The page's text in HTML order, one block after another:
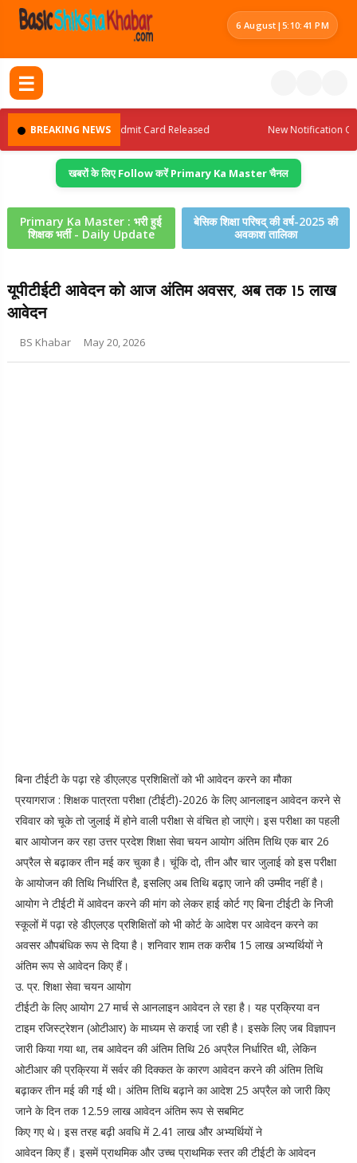
6 August |5:10:42 PM
☰
BREAKING NEWSAdmit Card Released New Notification Out
खबरों के लिए Follow करें Primary Ka Master चैनल
Primary Ka Master : भरी हुई
शिक्षक भर्ती - Daily Update
बेसिक शिक्षा परिषद् की वर्ष-2025 की
अवकाश तालिका
यूपीटीईटी आवेदन को आज अंतिम अवसर, अब तक 15 लाख
आवेदन
BS Khabar May 20, 2026
बिना टीईटी के पढ़ा रहे डीएलएड प्रशिक्षितों को भी आवेदन करने का मौका
प्रयागराज : शिक्षक पात्रता परीक्षा (टीईटी)-2026 के लिए आनलाइन आवेदन करने से
रविवार को चूके तो जुलाई में होने वाली परीक्षा से वंचित हो जाएंगे। इस परीक्षा का पहली
बार आयोजन कर रहा उत्तर प्रदेश शिक्षा सेवा चयन आयोग अंतिम तिथि एक बार 26
अप्रैल से बढ़ाकर तीन मई कर चुका है। चूंकि दो, तीन और चार जुलाई को इस परीक्षा
के आयोजन की तिथि निर्धारित है, इसलिए अब तिथि बढ़ाए जाने की उम्मीद नहीं है।
आयोग ने टीईटी में आवेदन करने की मांग को लेकर हाई कोर्ट गए बिना टीईटी के निजी
स्कूलों में पढ़ा रहे डीएलएड प्रशिक्षितों को भी कोर्ट के आदेश पर आवेदन करने का
अवसर औपबंधिक रूप से दिया है। शनिवार शाम तक करीब 15 लाख अभ्यर्थियों ने
अंतिम रूप से आवेदन किए हैं।
उ. प्र. शिक्षा सेवा चयन आयोग
टीईटी के लिए आयोग 27 मार्च से आनलाइन आवेदन ले रहा है। यह प्रक्रिया वन
टाइम रजिस्ट्रेशन (ओटीआर) के माध्यम से कराई जा रही है। इसके लिए जब विज्ञापन
जारी किया गया था, तब आवेदन की अंतिम तिथि 26 अप्रैल निर्धारित थी, लेकिन
ओटीआर की प्रक्रिया में सर्वर की दिक्कत के कारण आवेदन करने की अंतिम तिथि
बढ़ाकर तीन मई की गई थी। अंतिम तिथि बढ़ाने का आदेश 25 अप्रैल को जारी किए
जाने के दिन तक 12.59 लाख आवेदन अंतिम रूप से सबमिट
किए गए थे। इस तरह बढ़ी अवधि में 2.41 लाख और अभ्यर्थियों ने
आवेदन किए हैं। इसमें प्राथमिक और उच्च प्राथमिक स्तर की टीईटी के आवेदन